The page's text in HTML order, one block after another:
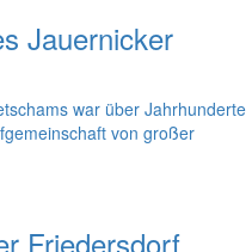
Jauernicker
war über Jahrhunderte
von großer
Friedersdorf